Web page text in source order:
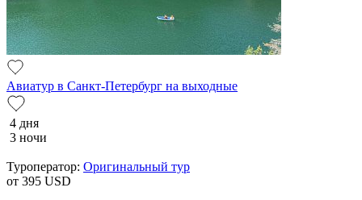
Авиатур в Санкт-Петербург на выходные
4 дня
3 ночи
Туроператор: Оригинальный тур
от 395 USD